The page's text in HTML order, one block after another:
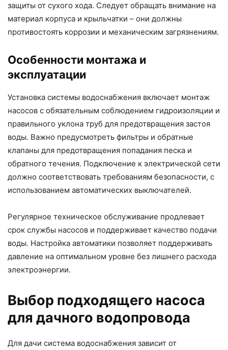
защиты от сухого хода. Следует обращать внимание на
материал корпуса и крыльчатки – они должны
противостоять коррозии и механическим загрязнениям.
Особенности монтажа и
эксплуатации
Установка системы водоснабжения включает монтаж
насосов с обязательным соблюдением гидроизоляции и
правильного уклона труб для предотвращения застоя
воды. Важно предусмотреть фильтры и обратные
клапаны для предотвращения попадания песка и
обратного течения. Подключение к электрической сети
должно соответствовать требованиям безопасности, с
использованием автоматических выключателей.
Регулярное техническое обслуживание продлевает
срок службы насосов и поддерживает качество подачи
воды. Настройка автоматики позволяет поддерживать
давление на оптимальном уровне без лишнего расхода
электроэнергии.
Выбор подходящего насоса
для дачного водопровода
Для дачи система водоснабжения зависит от